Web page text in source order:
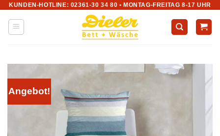
Zum
Inhalt
springen
KUNDEN-HOTLINE: 02361-30 34 80 • MONTAG-FREITAG 8-17 UHR
Angebot!